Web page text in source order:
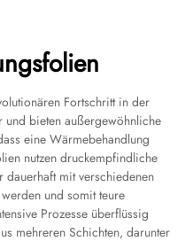
Fortschritt in der
und bieten außergewöhnliche
eine Wärmebehandlung
nutzen druckempfindliche
dauerhaft mit verschiedenen
und somit teure
Prozesse überflüssig
mehreren Schichten, darunter